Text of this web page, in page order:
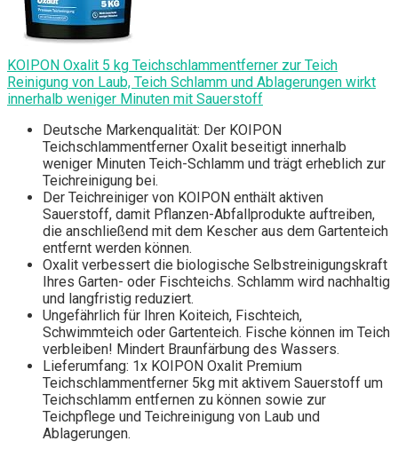
KOIPON Oxalit 5 kg Teichschlammentferner zur Teich
Reinigung von Laub, Teich Schlamm und Ablagerungen wirkt
innerhalb weniger Minuten mit Sauerstoff
Deutsche Markenqualität: Der KOIPON
Teichschlammentferner Oxalit beseitigt innerhalb
weniger Minuten Teich-Schlamm und trägt erheblich zur
Teichreinigung bei.
Der Teichreiniger von KOIPON enthält aktiven
Sauerstoff, damit Pflanzen-Abfallprodukte auftreiben,
die anschließend mit dem Kescher aus dem Gartenteich
entfernt werden können.
Oxalit verbessert die biologische Selbstreinigungskraft
Ihres Garten- oder Fischteichs. Schlamm wird nachhaltig
und langfristig reduziert.
Ungefährlich für Ihren Koiteich, Fischteich,
Schwimmteich oder Gartenteich. Fische können im Teich
verbleiben! Mindert Braunfärbung des Wassers.
Lieferumfang: 1x KOIPON Oxalit Premium
Teichschlammentferner 5kg mit aktivem Sauerstoff um
Teichschlamm entfernen zu können sowie zur
Teichpflege und Teichreinigung von Laub und
Ablagerungen.